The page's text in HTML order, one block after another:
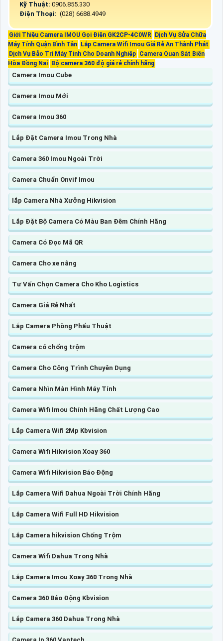
Kỹ Thuật: 0906.855.330
Điện Thoại: (028) 6688.4949
Giới Thiệu Camera IMOU Gọi Điện GK2CP-4C0WR
Dịch Vụ Sửa Chữa
Máy Tính Quận Bình Tân
Lắp Camera Wifi Imou Giá Rẻ An Thành Phát
Dịch Vụ Bảo Trì Máy Tính Cho Doanh Nghiệp Camera Quan Sát Biên
Hòa Đồng Nai
Bộ camera 360 độ giá rẻ chính hãng
Camera Imou Cube
Camera Imou Mới
Camera Imou 360
Lắp Đặt Camera Imou Trong Nhà
Camera 360 Imou Ngoài Trời
Camera Chuẩn Onvif Imou
lắp Camera Nhà Xưởng Hikvision
Lắp Đặt Bộ Camera Có Màu Ban Đêm Chính Hãng
Camera Có Đọc Mã QR
Camera Cho xe nâng
Tư Vấn Chọn Camera Cho Kho Logistics
Camera Giá Rẻ Nhất
Lắp Camera Phòng Phẩu Thuật
Camera có chống trộm
Camera Cho Công Trình Chuyên Dụng
Camera Nhìn Màn Hình Máy Tính
Camera Wifi Imou Chính Hãng Chất Lượng Cao
Lắp Camera Wifi 2Mp Kbvision
Camera Wifi Hikvision Xoay 360
Camera Wifi Hikvision Báo Động
Lắp Camera Wifi Dahua Ngoài Trời Chính Hãng
Lắp Camera Wifi Full HD Hikvision
Lắp Camera hikvision Chống Trộm
Camera Wifi Dahua Trong Nhà
Lắp Camera Imou Xoay 360 Trong Nhà
Camera 360 Báo Động Kbvision
Lắp Camera 360 Dahua Trong Nhà